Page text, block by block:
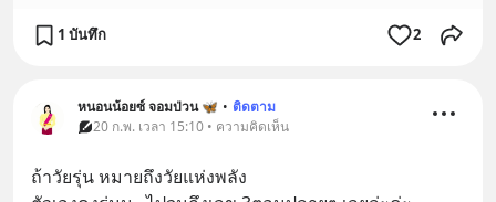
1 บันทึก 2
หนอนน้อยซ์ จอมป่วน 🦋 • ติดตาม
20 ก.พ. เวลา 15:10 • ความคิดเห็น
ถ้าวัยรุ่น หมายถึงวัยแห่งพลัง